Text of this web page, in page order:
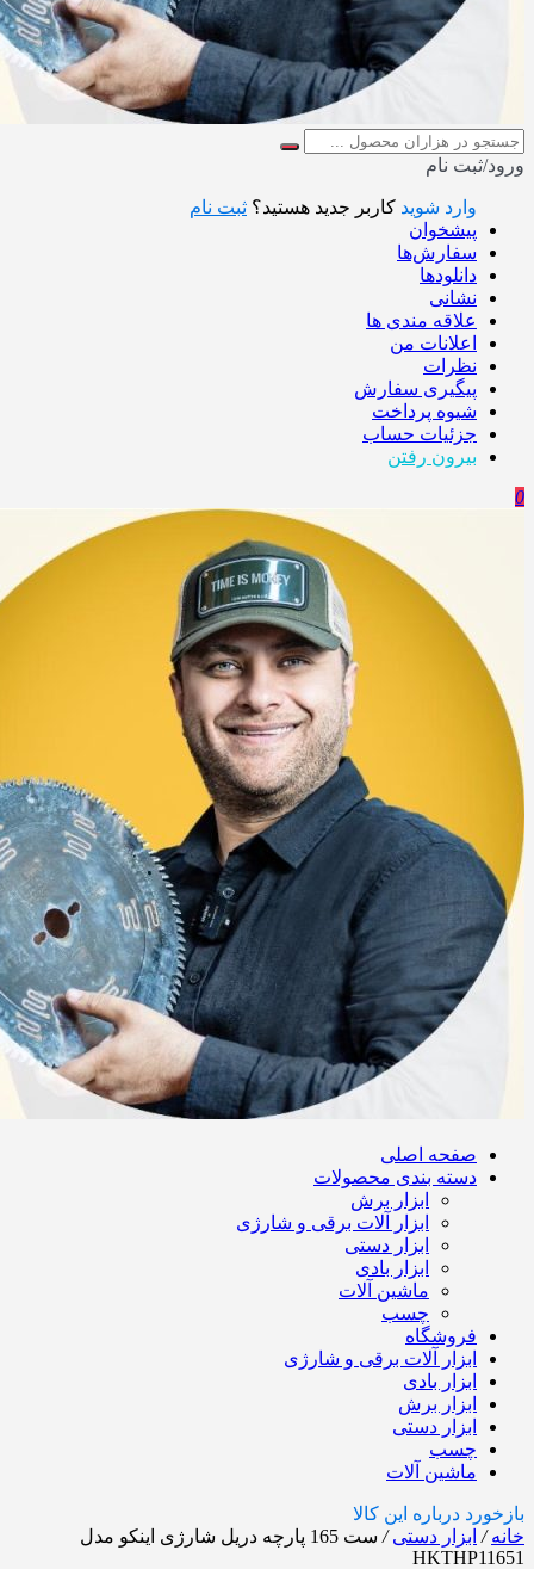
ورود/ثبت نام
وارد شوید کاربر جدید هستید؟ ثبت نام
پیشخوان
سفارش‌ها
دانلودها
نشانی
علاقه مندی ها
اعلانات من
نظرات
پیگیری سفارش
شیوه پرداخت
جزئیات حساب
بیرون رفتن
0
صفحه اصلی
دسته بندی محصولات
ابزار برش
ابزار آلات برقی و شارژی
ابزار دستی
ابزار بادی
ماشین آلات
چسب
فروشگاه
ابزار آلات برقی و شارژی
ابزار بادی
ابزار برش
ابزار دستی
چسب
ماشین آلات
بازخورد درباره این کالا
خانه/ ابزار دستی/
ست 165 پارچه دریل شارژی اینکو مدل
HKTHP11651